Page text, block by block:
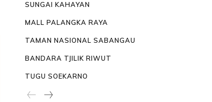
SUNGAI KAHAYAN
MALL PALANGKA RAYA
TAMAN NASIONAL SABANGAU
BANDARA TJILIK RIWUT
TUGU SOEKARNO